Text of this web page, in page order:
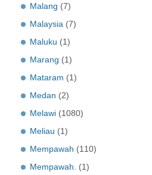
Malang (7)
Malaysia (7)
Maluku (1)
Marang (1)
Mataram (1)
Medan (2)
Melawi (1080)
Meliau (1)
Mempawah (110)
Mempawah.
(1)